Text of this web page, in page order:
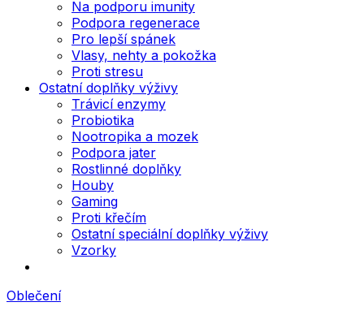
Na podporu imunity
Podpora regenerace
Pro lepší spánek
Vlasy, nehty a pokožka
Proti stresu
Ostatní doplňky výživy
Trávicí enzymy
Probiotika
Nootropika a mozek
Podpora jater
Rostlinné doplňky
Houby
Gaming
Proti křečím
Ostatní speciální doplňky výživy
Vzorky
Oblečení